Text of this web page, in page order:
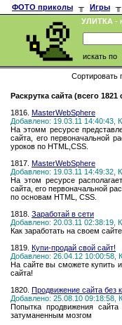
ФОТО приколы ╥ Игры
╥
УЛИТКА -
искать по
Сортировать
Раскрутка сайта (всего 1821
1816. MasterWebSphere
Добавлено: 19.03.11 14:40:43,
На этомм ресурсе
сайта, его первоначальной
уроков по HTML,CSS.
1817. MasterWebSphere
Добавлено: 19.03.11 14:49:32,
На этом ресурсе
сайта, его первоначальной
по основам HTML, CSS.
1818. Заработай в сети
Добавлено: 20.03.11 02:38:19,
Как заработать на своем сайте
1819. Купи-продай свой сайт!
Добавлено: 26.04.12 10:00:58,
На сайте вы сможете купить
сайта!
1820. Продвижение сайта без
Добавлено: 25.08.10 09:18:58,
Попытка продвижения
затуманенным мозгом